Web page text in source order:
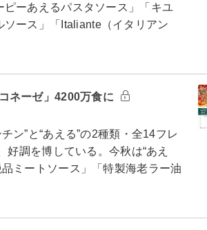
ーあえるパスタソース」「キユ
ース」「Italiante（イタリアン
ネーゼ」4200万食に
ン”と“あえる”の2種類・全14フレ
調を博している。今秋は“あえ
ミートソース」「特製海老ラー油